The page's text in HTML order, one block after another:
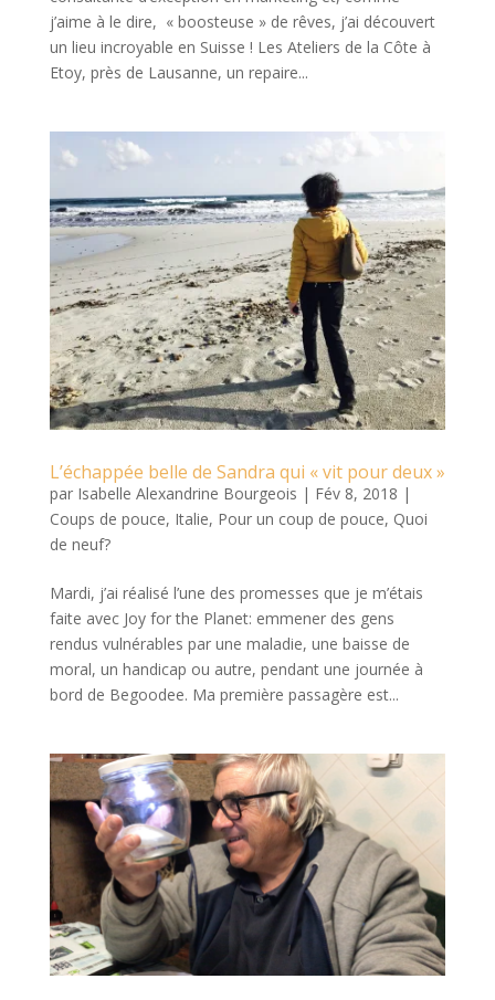
j’aime à le dire, « boosteuse » de rêves, j’ai découvert
un lieu incroyable en Suisse ! Les Ateliers de la Côte à
Etoy, près de Lausanne, un repaire...
L’échappée belle de Sandra qui « vit pour deux »
par Isabelle Alexandrine Bourgeois | Fév 8, 2018 |
Coups de pouce, Italie, Pour un coup de pouce, Quoi
de neuf?
Mardi, j’ai réalisé l’une des promesses que je m’étais
faite avec Joy for the Planet: emmener des gens
rendus vulnérables par une maladie, une baisse de
moral, un handicap ou autre, pendant une journée à
bord de Begoodee. Ma première passagère est...